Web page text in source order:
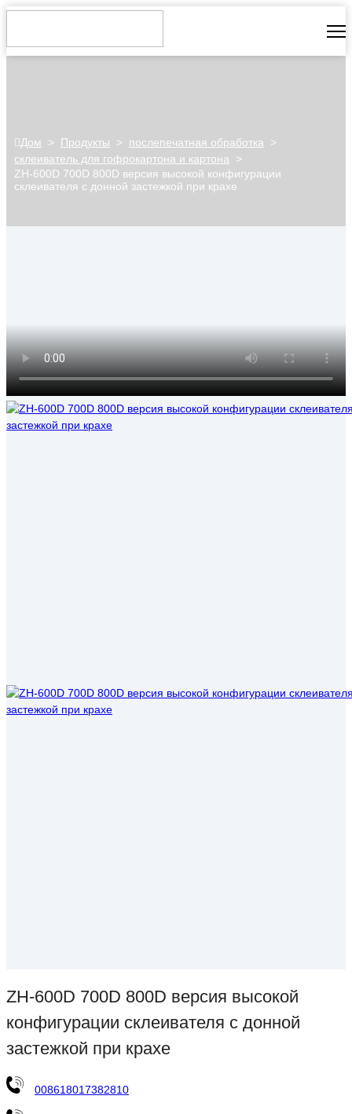
Дом > Продукты > послепечатная обработка >
склеиватель для гофрокартона и картона >
ZH-600D 700D 800D версия высокой конфигурации
склеивателя с донной застежкой при крахе
ZH-600D 700D 800D версия высокой
конфигурации склеивателя с донной
застежкой при крахе
008618017382810